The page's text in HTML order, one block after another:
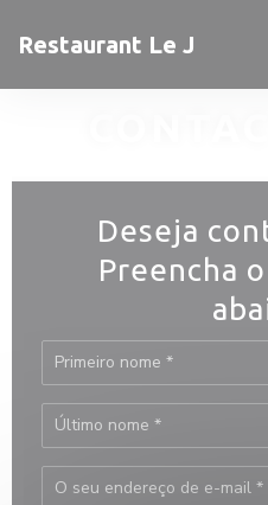
Restaurant Le J
Deseja
Preencha